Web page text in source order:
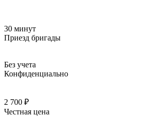
30 минут
Приезд бригады
Без учета
Конфиденциально
2 700 ₽
Честная цена